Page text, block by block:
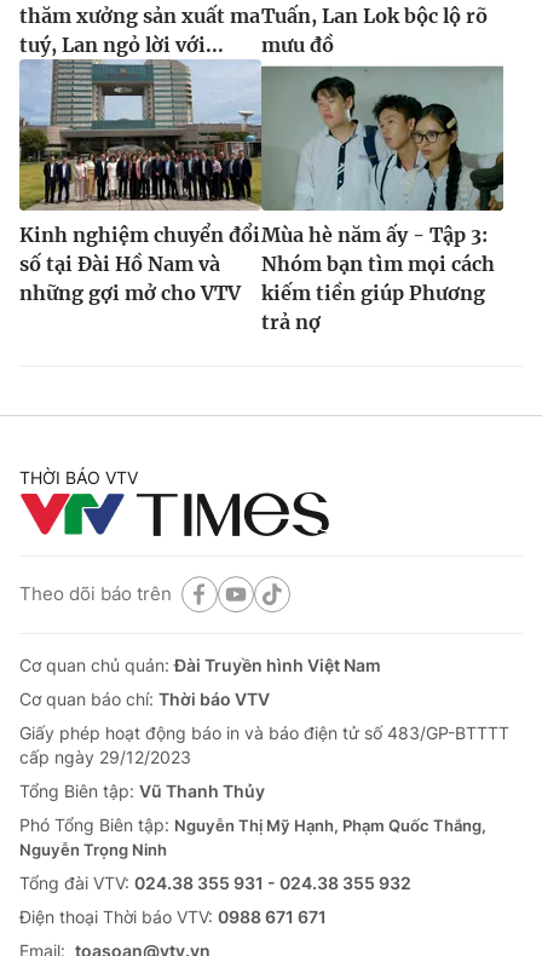
thăm xưởng sản xuất ma
tuý, Lan ngỏ lời với...
Tuấn, Lan Lok bộc lộ rõ
mưu đồ
Kinh nghiệm chuyển đổi
số tại Đài Hồ Nam và
những gợi mở cho VTV
Mùa hè năm ấy - Tập 3:
Nhóm bạn tìm mọi cách
kiếm tiền giúp Phương
trả nợ
THỜI BÁO VTV
Theo dõi báo trên
Cơ quan chủ quản:Đài Truyền hình Việt Nam
Cơ quan báo chí: Thời báo VTV
Giấy phép hoạt động báo in và báo điện tử số 483/GP-BTTTT
cấp ngày 29/12/2023
Tổng Biên tập: Vũ Thanh Thủy
Phó Tổng Biên tập: Nguyễn Thị Mỹ Hạnh, Phạm Quốc Thắng,
Nguyễn Trọng Ninh
Tổng đài VTV: 024.38 355 931 - 024.38 355 932
Ðiện thoại Thời báo VTV: 0988 671 671
Email: toasoan@vtv.vn